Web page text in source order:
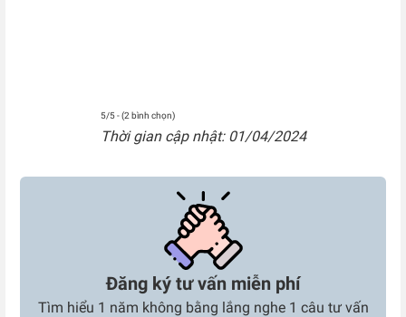
5/5 - (2 bình chọn)
Thời gian cập nhật: 01/04/2024
Đăng ký tư vấn miễn phí
Tìm hiểu 1 năm không bằng lắng nghe 1 câu tư vấn